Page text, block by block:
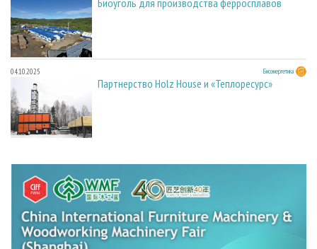
04.10.2025 Биоэнергетика
Партнерство Holz House и «Теплоресурс»